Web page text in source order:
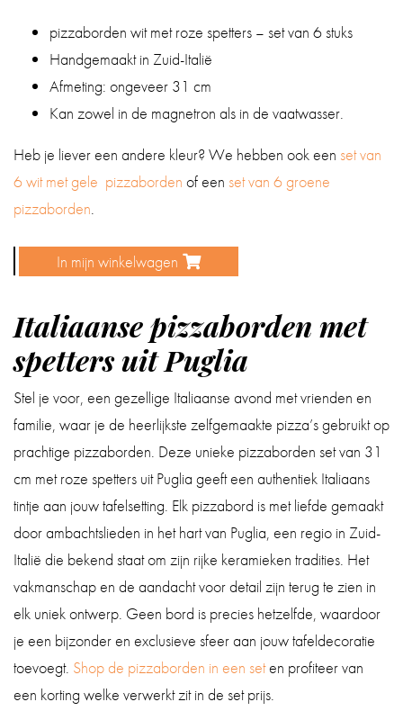
pizzaborden wit met roze spetters – set van 6 stuks
Handgemaakt in Zuid-Italië
Afmeting: ongeveer 31 cm
Kan zowel in de magnetron als in de vaatwasser.
Heb je liever een andere kleur? We hebben ook een set van
6 wit met gele pizzaborden of een set van 6 groene
pizzaborden.
spetters
(set
van
6)
aantal
In mijn winkelwagen
Italiaanse pizzaborden met
spetters uit Puglia
Stel je voor, een gezellige Italiaanse avond met vrienden en
familie, waar je de heerlijkste zelfgemaakte pizza’s gebruikt op
prachtige pizzaborden. Deze unieke pizzaborden set van 31
cm met roze spetters uit Puglia geeft een authentiek Italiaans
tintje aan jouw tafelsetting. Elk pizzabord is met liefde gemaakt
door ambachtslieden in het hart van Puglia, een regio in Zuid-
Italië die bekend staat om zijn rijke keramieken tradities. Het
vakmanschap en de aandacht voor detail zijn terug te zien in
elk uniek ontwerp. Geen bord is precies hetzelfde, waardoor
je een bijzonder en exclusieve sfeer aan jouw tafeldecoratie
toevoegt. Shop de pizzaborden in een seten profiteer van
een korting welke verwerkt zit in de set prijs.